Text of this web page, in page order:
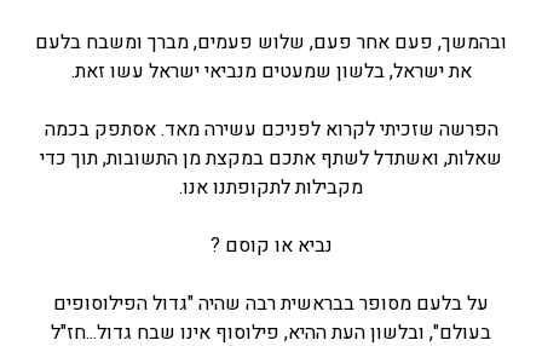
ובהמשך, פעם אחר פעם, שלוש פעמים, מברך ומשבח בלעם
את ישראל, בלשון שמעטים מנביאי ישראל עשו זאת.
הפרשה שזכיתי לקרוא לפניכם עשירה מאד. אסתפק בכמה
שאלות, ואשתדל לשתף אתכם במקצת מן התשובות, תוך כדי
מקבילות לתקופתנו אנו.
נביא או קוסם ?
על בלעם מסופר בבראשית רבה שהיה "גדול הפילוסופים
בעולם", ובלשון העת ההיא, פילוסוף אינו שבח גדול...חז"ל